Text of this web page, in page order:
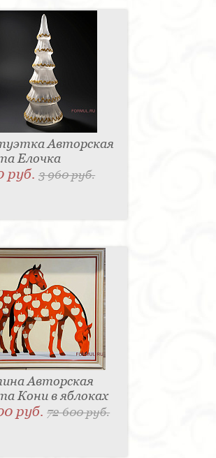
Авторская
Елочка
руб.3 960 руб.
Авторская
Кони в яблоках
руб.72 600 руб.